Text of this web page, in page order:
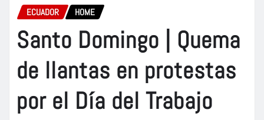
ECUADOR HOME
Santo Domingo | Quema
de llantas en protestas
por el Día del Trabajo